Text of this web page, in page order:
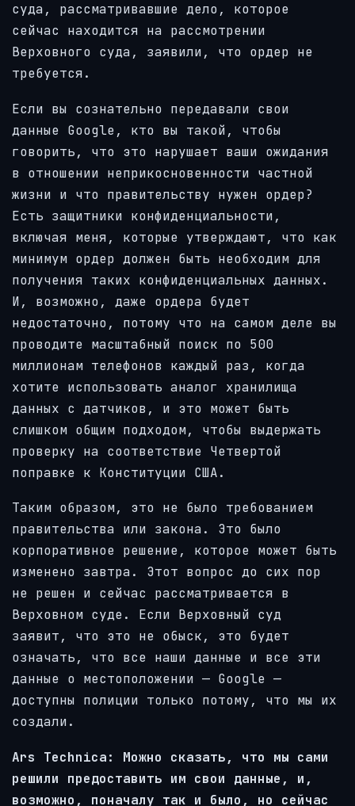
суда, рассматривавшие дело, которое
сейчас находится на рассмотрении
Верховного суда, заявили, что ордер не
требуется.
Если вы сознательно передавали свои
данные Google, кто вы такой, чтобы
говорить, что это нарушает ваши ожидания
в отношении неприкосновенности частной
жизни и что правительству нужен ордер?
Есть защитники конфиденциальности,
включая меня, которые утверждают, что как
минимум ордер должен быть необходим для
получения таких конфиденциальных данных.
И, возможно, даже ордера будет
недостаточно, потому что на самом деле вы
проводите масштабный поиск по 500
миллионам телефонов каждый раз, когда
хотите использовать аналог хранилища
данных с датчиков, и это может быть
слишком общим подходом, чтобы выдержать
проверку на соответствие Четвертой
поправке к Конституции США.
Таким образом, это не было требованием
правительства или закона. Это было
корпоративное решение, которое может быть
изменено завтра. Этот вопрос до сих пор
не решен и сейчас рассматривается в
Верховном суде. Если Верховный суд
заявит, что это не обыск, это будет
означать, что все наши данные и все эти
данные о местоположении — Google —
доступны полиции только потому, что мы их
создали.
Ars Technica: Можно сказать, что мы сами
решили предоставить им свои данные, и,
возможно, поначалу так и было, но сейчас